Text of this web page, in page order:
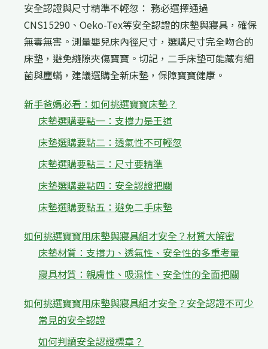
安全認證與尺寸精準不輕忽： 務必選擇通過
CNS15290、Oeko-Tex等安全認證的床墊與寢具，確保
無毒無害。測量嬰兒床內徑尺寸，選購尺寸完全吻合的
床墊，避免縫隙夾傷寶寶。切記，二手床墊可能藏有細
菌與塵蟎，建議選購全新床墊，保障寶寶健康。
新手爸媽必看：如何挑選寶寶床墊？
床墊選購要點一：支撐力是王道
床墊選購要點二：透氣性不可輕忽
床墊選購要點三：尺寸要精準
床墊選購要點四：安全認證把關
床墊選購要點五：避免二手床墊
如何挑選寶寶用床墊與寢具組才安全？材質大解密
床墊材質：支撐力、透氣性、安全性的多重考量
寢具材質：親膚性、吸濕性、安全性的全面把關
如何挑選寶寶用床墊與寢具組才安全？安全認證不可少
常見的安全認證
如何判讀安全認證標章？